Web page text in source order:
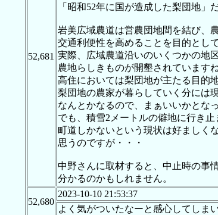
52,681
「昭和52年に国が造成した梨団地」
岩美広域農道は営農団地間を結び、
交通利便性を高めることを目的として
実際、広域農道沿いのいくつかの地
農地らしきものが開墾されていますね
高住においては梨団地が主たる目的
梨団地の農家が暮らしていく分には
なんとかなるので、まぁいいかとな
でも、積雪2メートルの僻地に行き止
町道しかないという現状は好ましく
思うのですが・・・
中野さんに取材すると、中止時の事
分かるのかもしれません。
52,680
2023-10-10 21:53:37
よく気がついたなーと感心してしま